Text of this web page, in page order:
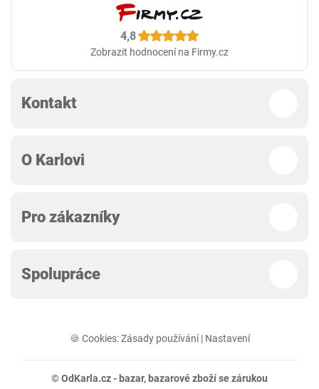
4,8
Zobrazit hodnocení na Firmy.cz
Kontakt
O Karlovi
Pro zákazníky
Spolupráce
🍪 Cookies:Zásady používání| Nastavení
© OdKarla.cz - bazar, bazarové zboží se zárukou